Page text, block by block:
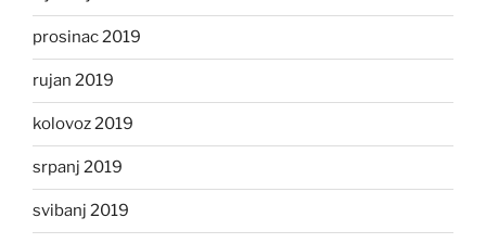
prosinac 2019
rujan 2019
kolovoz 2019
srpanj 2019
svibanj 2019